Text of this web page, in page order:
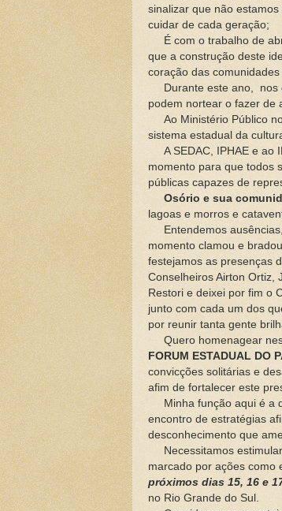
sinalizar que não
cuidar de cada geração;
É com o trabalho de
que a construção deste
coração das
Durante este ano, nos
podem nortear o fazer de
Ao Ministério Público
sistema estadual da
A SEDAC, IPHAE e ao
momento para que todos
públicas capazes de
Osório e sua
lagoas e morros e
Entendemos ausências,
momento clamou e
festejamos as presenças
Conselheiros Airton Ortiz,
Restori e deixei por fim o
junto com cada um dos
por reunir tanta gente
Quero homenagear
FORUM ESTADUAL DO
convicções solitárias e
afim de fortalecer este
Minha função aqui é a
encontro de estratégias
desconhecimento que
Necessitamos estimular
marcado por ações como
próximos dias 15, 16 e
no Rio Grande do Sul.